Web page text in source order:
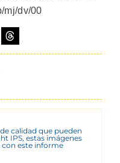
mj/dv/00
calidad que pueden
IPS, estas imágenes
con este informe